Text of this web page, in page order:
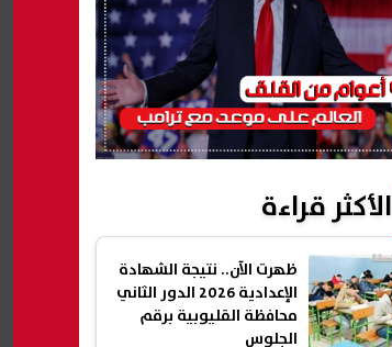
الأكثر قراءة
ظهرت الآن.. نتيجة الشهادة
الإعدادية 2026 الدور الثاني
محافظة القليوبية برقم
الجلوس